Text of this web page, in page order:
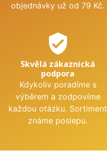
objednávky už od 79 Kč.
verified_user
Skvělá zákaznická
podpora
Kdykoliv poradíme s
výběrem a zodpovíme
každou otázku. Sortiment
známe poslepu.